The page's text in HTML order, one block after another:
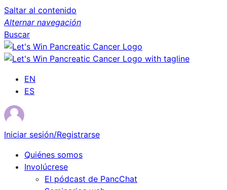
Saltar al contenido
Alternar navegación
Buscar
EN
ES
Iniciar sesión/Registrarse
Quiénes somos
Involúcrese
El pódcast de PancChat